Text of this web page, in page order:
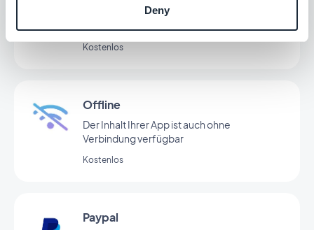
Deny
Verknüpfung von Geschäft und Instagram-
Kostenlos
Offline
Der Inhalt Ihrer App ist auch ohne
Verbindung verfügbar
Kostenlos
Paypal